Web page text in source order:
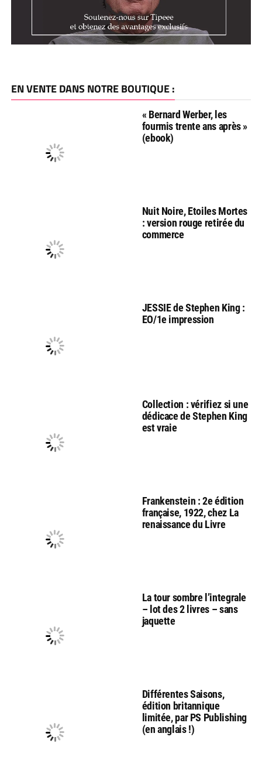
EN VENTE DANS NOTRE BOUTIQUE :
« Bernard Werber, les
fourmis trente ans après »
(ebook)
Nuit Noire, Etoiles Mortes
: version rouge retirée du
commerce
JESSIE de Stephen King :
EO/1e impression
Collection : vérifiez si une
dédicace de Stephen King
est vraie
Frankenstein : 2e édition
française, 1922, chez La
renaissance du Livre
La tour sombre l’integrale
– lot des 2 livres – sans
jaquette
Différentes Saisons,
édition britannique
limitée, par PS Publishing
(en anglais !)